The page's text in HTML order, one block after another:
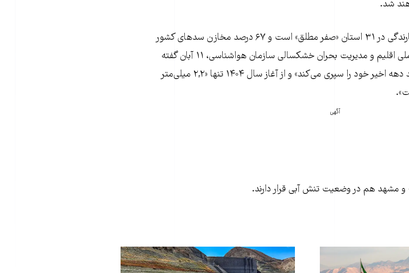
شد.
در ایران به روایت وزارت نیرو بارندگی در ۳۱ استان «صفر مطلق» است و ۶۷ درصد مخازن سدهای کشور
خالی. احد وظیفه رئیس مرکز ملی اقلیم و مدیریت بحران خشکسالی سازمان هواشناسی، ۱۱ آبان گفته
بود ایران «خشک‌ترین دوره چند دهه اخیر خود را سپری می‌کند» و از آغاز سال ۱۴۰۴ تنها «۲,۲ میلی‌متر
آگهی
و مشهد هم در وضعیت تنش آبی قرار دارند.